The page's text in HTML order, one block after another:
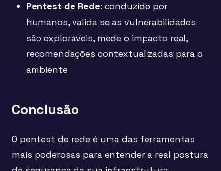
Pentest de Rede: conduzido por
humanos, valida se as vulnerabilidades
são exploráveis, mede o impacto real,
recomendações contextualizadas para o
ambiente
Conclusão
O pentest de rede é uma das ferramentas
mais poderosas para entender a real postura